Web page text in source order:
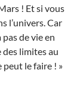
! Et si vous
l’univers. Car
de vie en
limites au
peut le faire ! »